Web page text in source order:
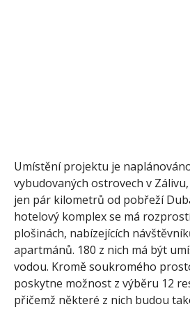
Umístění projektu je
vybudovaných ostrovech v
jen pár kilometrů od pobřeží
hotelový komplex se má
plošinách, nabízejících
apartmánů. 180 z nich má být
vodou. Kromě soukromého
poskytne možnost z výběru 12
přičemž některé z nich budou